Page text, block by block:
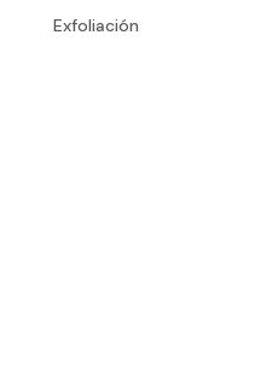
FACIAL
Exfoliación